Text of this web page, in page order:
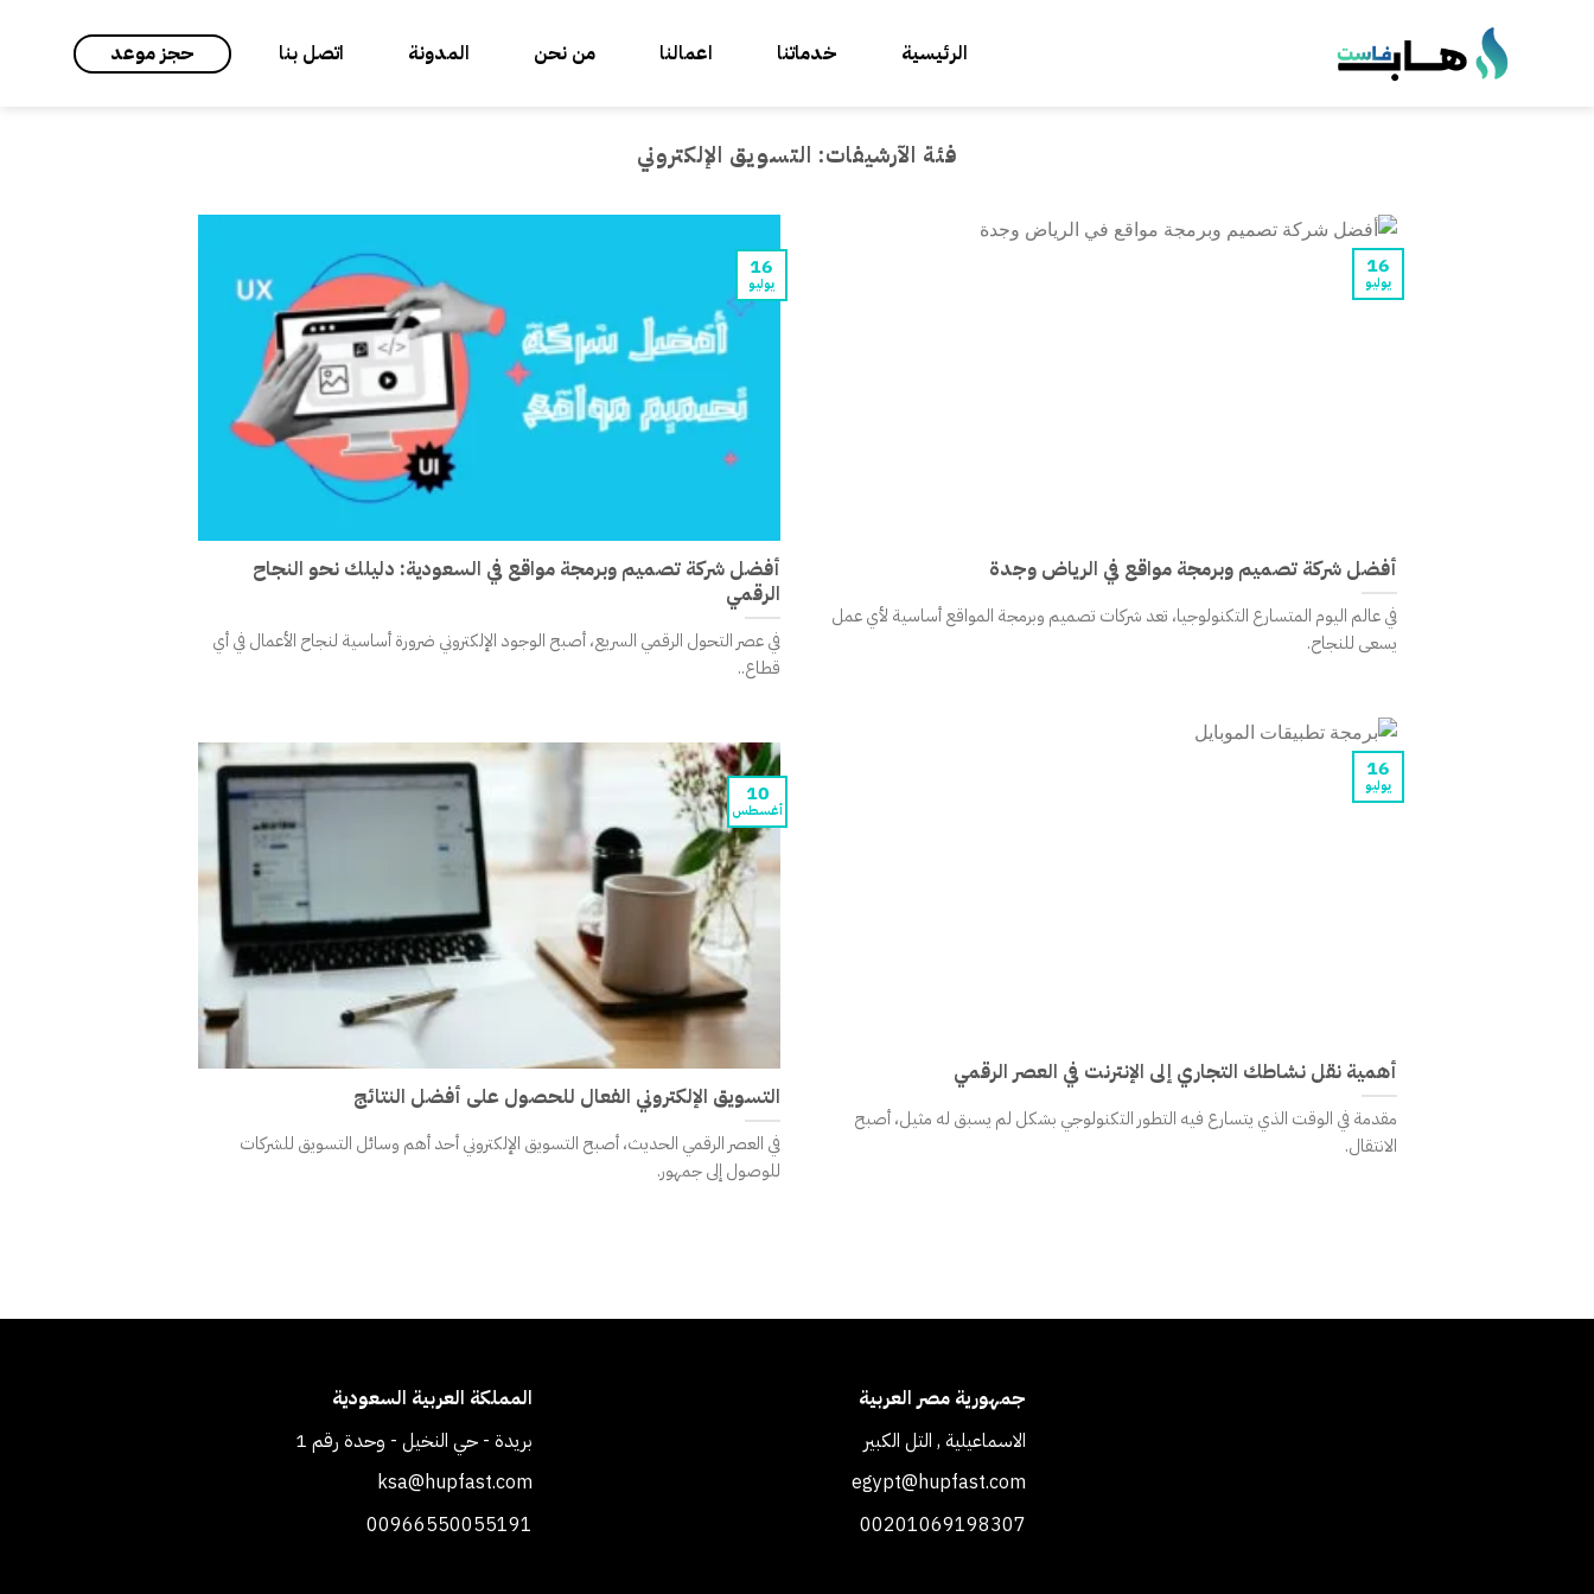
الرئيسية خدماتنا اعمالنا من نحن المدونة اتصل بنا حجز موعد
فئة الآرشيفات: التسويق الإلكتروني
أفضل شركة تصميم وبرمجة مواقع في الرياض وجدة
في عالم اليوم المتسارع التكنولوجيا، تعد شركات تصميم وبرمجة المواقع أساسية لأي عمل
يسعى للنجاح.
16
يوليو
أفضل شركة تصميم وبرمجة مواقع في السعودية: دليلك نحو النجاح
الرقمي
في عصر التحول الرقمي السريع، أصبح الوجود الإلكتروني ضرورة أساسية لنجاح الأعمال في أي
قطاع..
16
يوليو
أهمية نقل نشاطك التجاري إلى الإنترنت في العصر الرقمي
مقدمة في الوقت الذي يتسارع فيه التطور التكنولوجي بشكل لم يسبق له مثيل، أصبح
الانتقال.
16
يوليو
التسويق الإلكتروني الفعال للحصول على أفضل النتائج
في العصر الرقمي الحديث، أصبح التسويق الإلكتروني أحد أهم وسائل التسويق للشركات
للوصول إلى جمهور.
10
أغسطس
جمهورية مصر العربية
الاسماعيلية , التل الكبير
egypt@hupfast.com
00201069198307
المملكة العربية السعودية
بريدة - حي النخيل - وحدة رقم 1
ksa@hupfast.com
00966550055191